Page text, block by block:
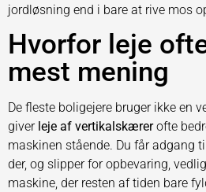
jordløsning end i bare at rive mos
Hvorfor leje
mest mening
De fleste boligejere bruger ikke en
giver leje af vertikalskærerofte
maskinen stående. Du får adgang
der, og slipper for opbevaring,
maskine, der resten af tiden bare